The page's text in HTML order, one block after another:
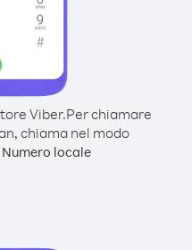
Viber.Per chiamare
chiama nel modo
Numero locale